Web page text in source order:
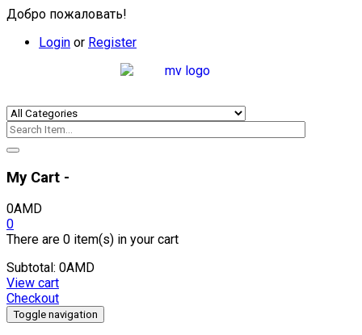
Добро пожаловать!
Login or Register
My Cart -
0AMD
0
There are 0 item(s) in your cart
Subtotal: 0AMD
View cart
Checkout
Toggle navigation